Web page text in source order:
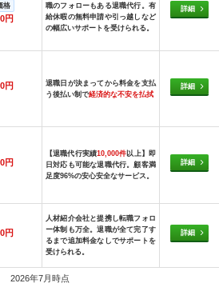
格
円
職のフォローもある退職代行。有
給休暇の無料申請や引っ越しなど
の幅広いサポートを受けられる。
詳細
円
退職日が決まってから料金を支払
う後払い制で経済的な不安を払拭
詳細
円
【退職代行実績10,000件以上】即
日対応も可能な退職代行。顧客満
足度96%の安心安全なサービス。
詳細
円
人材紹介会社と提携し転職フォロ
ー体制も万全。退職が全て完了す
るまで追加料金なしでサポートを
受けられる。
詳細
2026年7月時点